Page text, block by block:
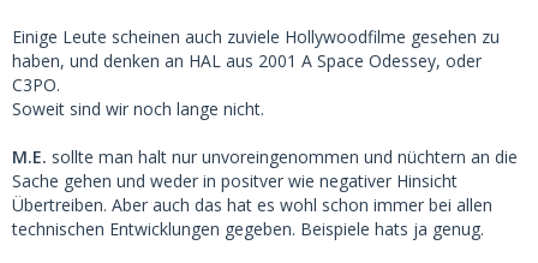
Einige Leute scheinen auch zuviele Hollywoodfilme gesehen zu
haben, und denken an HAL aus 2001 A Space Odessey, oder
C3PO.
Soweit sind wir noch lange nicht.
M.E. sollte man halt nur unvoreingenommen und nüchtern an die
Sache gehen und weder in positver wie negativer Hinsicht
Übertreiben. Aber auch das hat es wohl schon immer bei allen
technischen Entwicklungen gegeben. Beispiele hats ja genug.